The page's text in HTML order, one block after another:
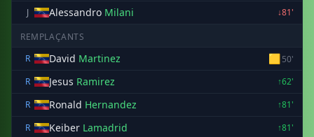
J
Alessandro Milani ↓81'
REMPLAÇANTS
R
David Martinez 🟨50'
R
Jesus Ramirez
↑62'
R
Ronald Hernandez
↑81'
R
Keiber Lamadrid
↑81'